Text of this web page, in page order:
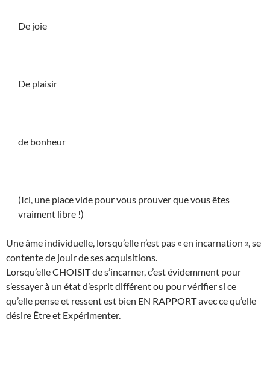
De joie
De plaisir
de bonheur
(Ici, une place vide pour vous prouver que vous êtes
vraiment libre !)
Une âme individuelle, lorsqu’elle n’est pas « en incarnation », se
contente de jouir de ses acquisitions.
Lorsqu’elle CHOISIT de s’incarner, c’est évidemment pour
s’essayer à un état d’esprit différent ou pour vérifier si ce
qu’elle pense et ressent est bien EN RAPPORT avec ce qu’elle
désire Être et Expérimenter.